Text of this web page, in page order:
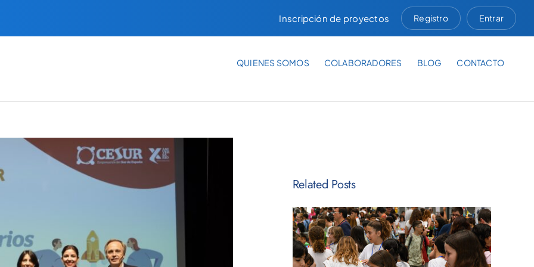
Inscripción de proyectos Registro Entrar
QUIENES SOMOS COLABORADORES BLOG CONTACTO
Related Posts